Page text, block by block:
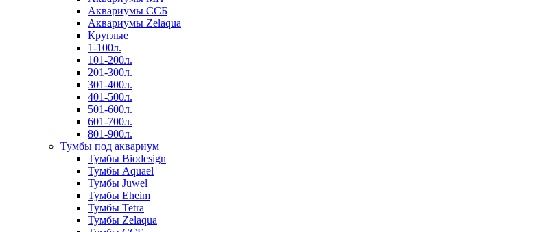
Аквариумы ССБ
Аквариумы Zelaqua
Круглые
1-100л.
101-200л.
201-300л.
301-400л.
401-500л.
501-600л.
601-700л.
801-900л.
Тумбы под аквариум
Тумбы Biodesign
Тумбы Aquael
Тумбы Juwel
Тумбы Eheim
Тумбы Tetra
Тумбы Zelaqua